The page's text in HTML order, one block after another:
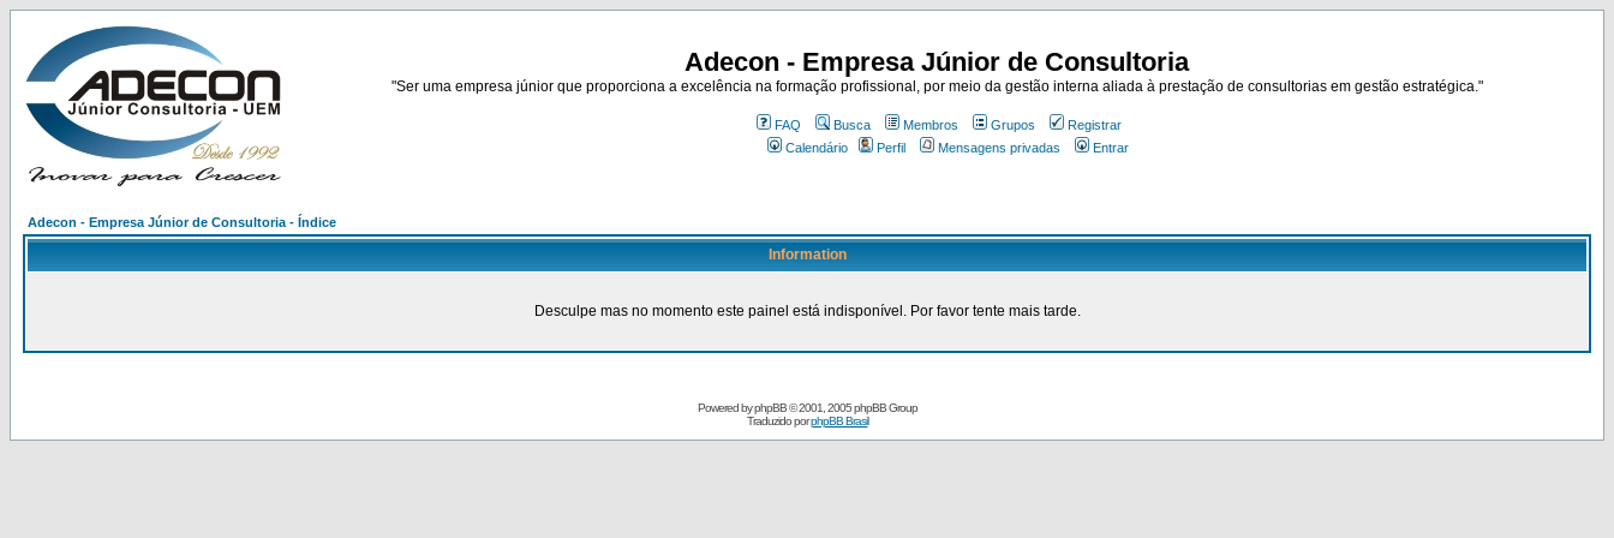
Adecon - Empresa Júnior de Consultoria
"Ser uma empresa júnior que proporciona a excelência na formação profissional, por meio da gestão interna aliada à prestação de consultorias em gestão estratégica."
FAQ Busca Membros Grupos
Registrar
Calendário
Perfil Mensagens privadas Entrar
Adecon - Empresa Júnior de Consultoria - Índice
Information
Desculpe mas no momento este painel está indisponível. Por favor tente mais tarde.
Powered byphpBB© 2001, 2005 phpBB Group
Traduzido porphpBB Brasil